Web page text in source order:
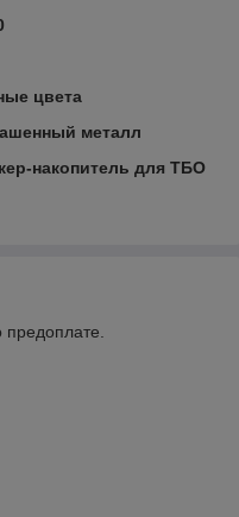
цвета
металл
накопитель для ТБО
предоплате.